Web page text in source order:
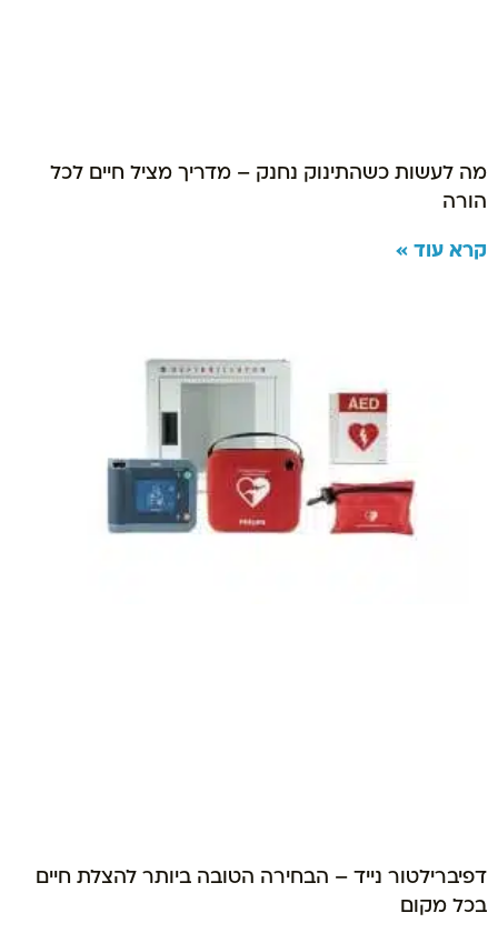
מה לעשות כשהתינוק נחנק – מדריך מציל חיים לכל
הורה
קרא עוד »
דפיברילטור נייד – הבחירה הטובה ביותר להצלת חיים
בכל מקום